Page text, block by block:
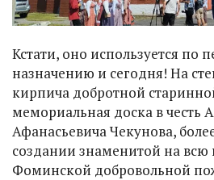
Кстати, оно используется по
назначению и сегодня! На
кирпича добротной
мемориальная доска в честь
Афанасьевича Чекунова,
создании знаменитой на всю
Фоминской добровольной